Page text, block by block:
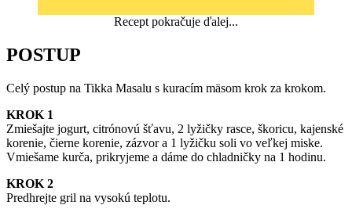
Recept pokračuje ďalej...
POSTUP
Celý postup na Tikka Masalu s kuracím mäsom krok za krokom.
KROK 1
Zmiešajte jogurt, citrónovú šťavu, 2 lyžičky rasce, škoricu, kajenské
korenie, čierne korenie, zázvor a 1 lyžičku soli vo veľkej miske.
Vmiešame kurča, prikryjeme a dáme do chladničky na 1 hodinu.
KROK 2
Predhrejte gril na vysokú teplotu.